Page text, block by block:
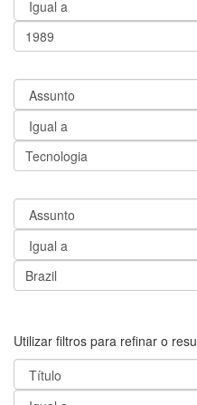
Utilizar filtros para refinar o